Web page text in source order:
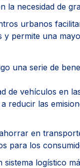
la necesidad de
urbanos
permite una
una serie de
de vehículos en
reducir las
en
para los
logístico